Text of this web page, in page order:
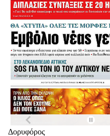
Δορυφόρος